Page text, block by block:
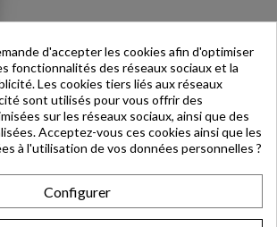
d'accepter les cookies afin d'optimiser
fonctionnalités des réseaux sociaux et la
Les cookies tiers liés aux réseaux
sont utilisés pour vous offrir des
sur les réseaux sociaux, ainsi que des
Acceptez-vous ces cookies ainsi que les
à l'utilisation de vos données personnelles ?
Configurer